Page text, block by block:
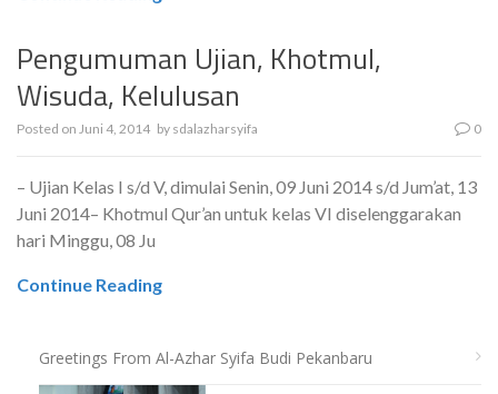
Pengumuman Ujian, Khotmul,
Wisuda, Kelulusan
Posted on Juni 4, 2014 by sdalazharsyifa 0
– Ujian Kelas I s/d V, dimulai Senin, 09 Juni 2014 s/d Jum’at, 13
Juni 2014– Khotmul Qur’an untuk kelas VI diselenggarakan
hari Minggu, 08 Ju
Continue Reading
Greetings From Al-Azhar Syifa Budi Pekanbaru